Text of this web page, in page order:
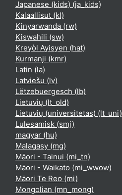
Japanese (kids) ‎(ja_kids)‎
Kalaallisut ‎(kl)‎
Kinyarwanda ‎(rw)‎
Kiswahili ‎(sw)‎
Kreyòl Ayisyen ‎(hat)‎
Kurmanji ‎(kmr)‎
Latin ‎(la)‎
Latviešu ‎(lv)‎
Lëtzebuergesch ‎(lb)‎
Lietuvių ‎(lt_old)‎
Lietuvių (universitetas) ‎(lt_uni)‎
Lulesamisk ‎(smj)‎
magyar ‎(hu)‎
Malagasy ‎(mg)‎
Māori - Tainui ‎(mi_tn)‎
Māori - Waikato ‎(mi_wwow)‎
Māori Te Reo ‎(mi)‎
Mongolian ‎(mn_mong)‎